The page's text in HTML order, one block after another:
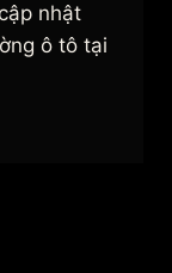
nhật
ô tô tại